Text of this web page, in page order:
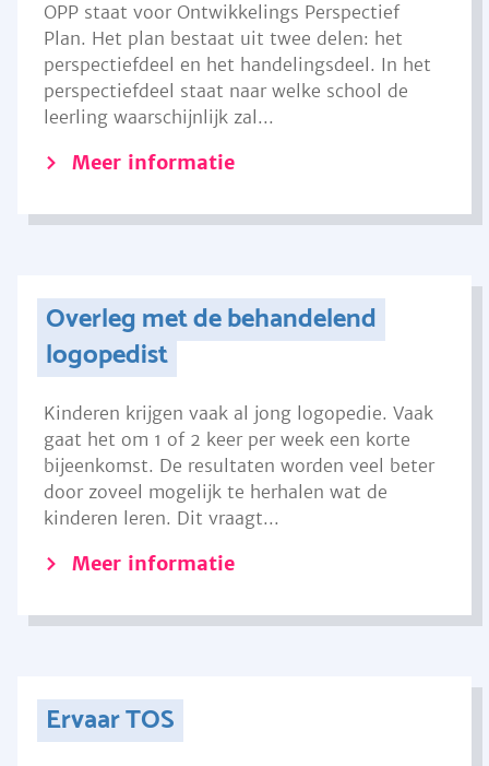
OPP staat voor Ontwikkelings Perspectief
Plan. Het plan bestaat uit twee delen: het
perspectiefdeel en het handelingsdeel. In het
perspectiefdeel staat naar welke school de
leerling waarschijnlijk zal...
Meer informatie
Overleg met de behandelend
logopedist
Kinderen krijgen vaak al jong logopedie. Vaak
gaat het om 1 of 2 keer per week een korte
bijeenkomst. De resultaten worden veel beter
door zoveel mogelijk te herhalen wat de
kinderen leren. Dit vraagt...
Meer informatie
Ervaar TOS